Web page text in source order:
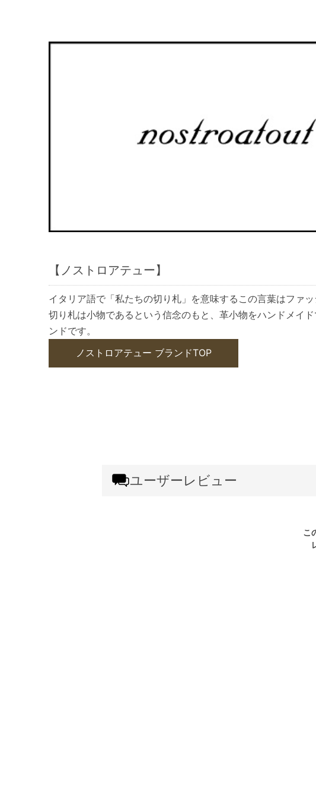
【ノストロアテュー】
イタリア語で「私たちの切り札」を意味するこの言葉はファ
切り札は小物であるという信念のもと、革小物をハンドメイ
ンドです。
ノストロアテュー ブランドTOP
ユーザーレビュー
こ